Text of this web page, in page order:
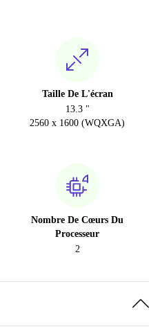
Taille De L'écran
13.3 "
2560 x 1600 (WQXGA)
Nombre De Cœurs Du
Processeur
2